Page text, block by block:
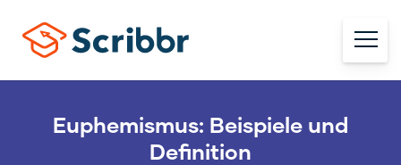
Euphemismus: Beispiele und
Definition